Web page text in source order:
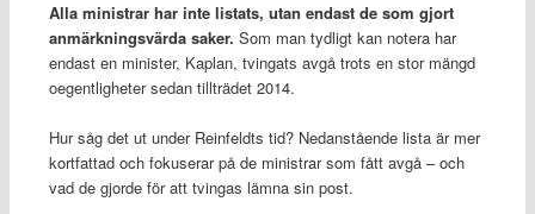
Alla ministrar har inte listats, utan endast de som gjort
anmärkningsvärda saker. Som man tydligt kan notera har
endast en minister, Kaplan, tvingats avgå trots en stor mängd
oegentligheter sedan tillträdet 2014.
Hur såg det ut under Reinfeldts tid? Nedanstående lista är mer
kortfattad och fokuserar på de ministrar som fått avgå – och
vad de gjorde för att tvingas lämna sin post.